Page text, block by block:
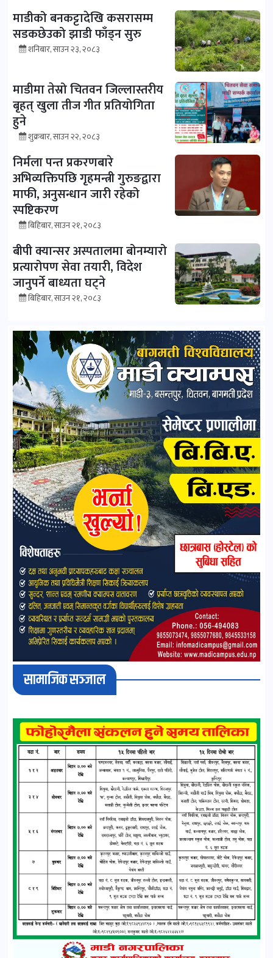
माडीको बनकट्टादेखि कसरासम्म
सडकछेउको झाडी फाँड्न सुरु
शनिबार, साउन २३, २०८३
माडीमा तेस्रो चितवन जिल्लास्तरीय
बृहत् खुला तीज गीत प्रतियोगिता
हुने
शुक्रबार, साउन २२, २०८३
निर्मला पन्त प्रकरणबारे
अभिव्यक्तिपछि गृहमन्त्री गुरुङद्वारा
माफी, अनुसन्धान जारी रहेको
स्पष्टिकरण
बिहिबार, साउन २१, २०८३
बीपी क्यान्सर अस्पतालमा बोनम्यारो
प्रत्यारोपण सेवा तयारी, विदेश
जानुपर्ने बाध्यता घट्ने
बिहिबार, साउन २१, २०८३
सामाजिक सञ्जाल